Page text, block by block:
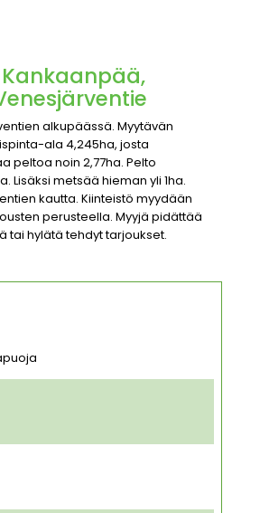
alkupäässä. Myytävän
ala 4,245ha, josta
peltoa noin 2,77ha. Pelto
Lisäksi metsää hieman yli 1ha.
kautta. Kiinteistö myydään
perusteella. Myyjä pidättää
tai hylätä tehdyt tarjoukset.